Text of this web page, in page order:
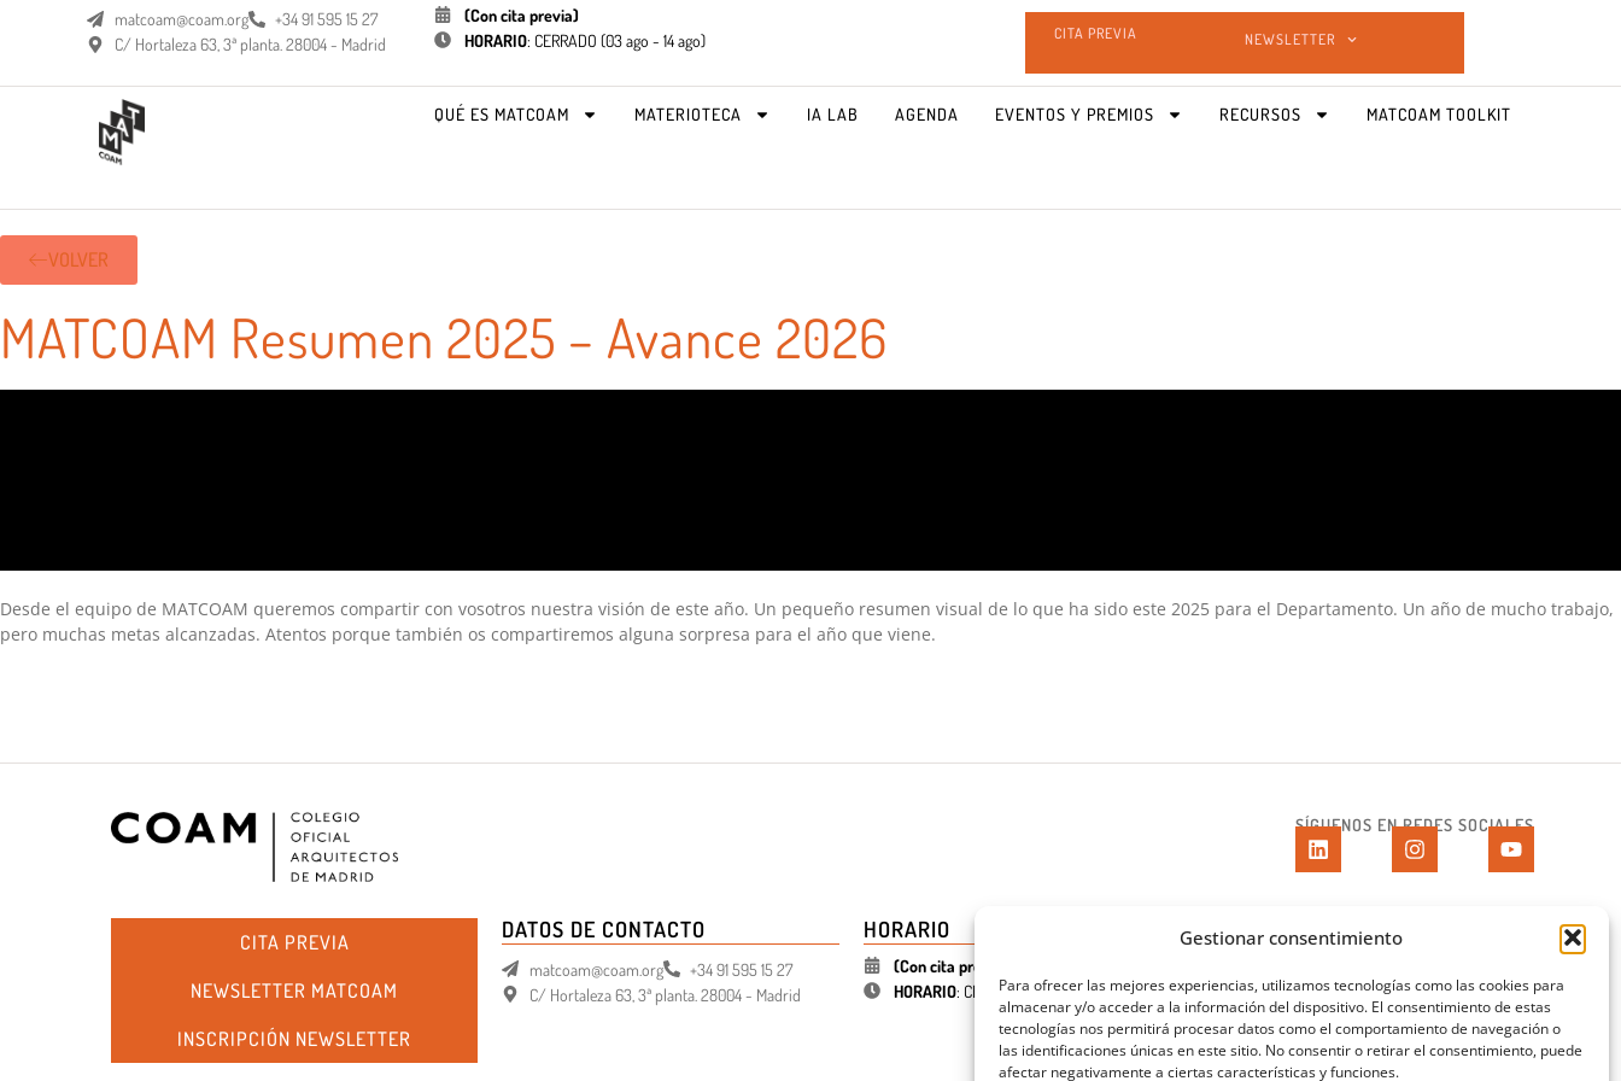
Gestionar consentimiento
Para ofrecer las mejores experiencias, utilizamos tecnologías como las cookies para
almacenar y/o acceder a la información del dispositivo. El consentimiento de estas
tecnologías nos permitirá procesar datos como el comportamiento de navegación o
las identificaciones únicas en este sitio. No consentir o retirar el consentimiento, puede
afectar negativamente a ciertas características y funciones.
matcoam@coam.org
+34 91 595 15 27
C/ Hortaleza 63, 3ª planta. 28004 - Madrid
(Con cita previa)
HORARIO: CERRADO (03 ago - 14 ago) CITA PREVIA NEWSLETTER
QUÉ ES MATCOAM MATERIOTECA IA LAB AGENDA EVENTOS Y PREMIOS RECURSOS MATCOAM TOOLKIT
VOLVER
MATCOAM Resumen 2025 – Avance 2026
Desde el equipo de MATCOAM queremos compartir con vosotros nuestra visión de este año. Un pequeño resumen visual de lo que ha sido este 2025 para el Departamento. Un año de mucho trabajo,
pero muchas metas alcanzadas. Atentos porque también os compartiremos alguna sorpresa para el año que viene.
SÍGUENOS EN REDES SOCIALES
CITA PREVIA
NEWSLETTER MATCOAM
INSCRIPCIÓN NEWSLETTER
DATOS DE CONTACTO
matcoam@coam.org
+34 91 595 15 27
C/ Hortaleza 63, 3ª planta. 28004 - Madrid
HORARIO
(Con cita previa)
HORARIO: CERRADO (03 ago - 14 ago)
AVISOS LEGALES
POLÍTICA DE PRIVACIDAD
POLÍTICA DE COOKIES